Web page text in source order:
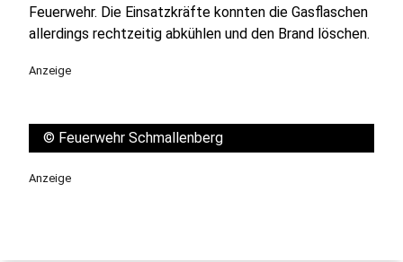
Feuerwehr. Die Einsatzkräfte konnten die Gasflaschen
allerdings rechtzeitig abkühlen und den Brand löschen.
Anzeige
© Feuerwehr Schmallenberg
Anzeige